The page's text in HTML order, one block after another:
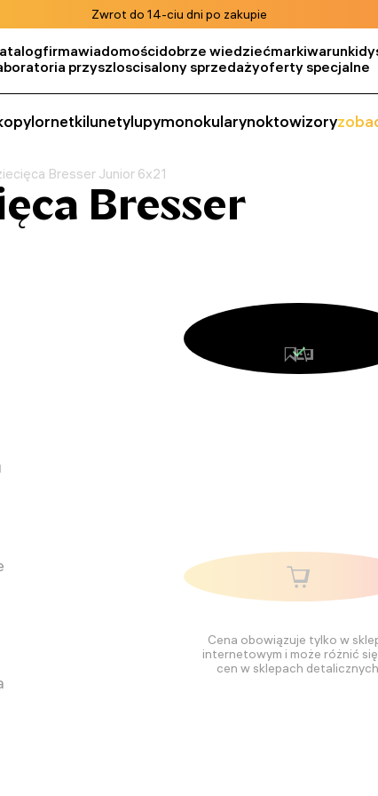
Zwrot do 14-ciu dni po zakupie
firmawiadomościdobrze wiedziećmarkiwarunki
przyszloscisalony sprzedażyoferty specjalne
lornetkilunetylupymonokularynoktowizory
Bresser Junior 6x21
Bresser
Cena obowiązuje tylko w
internetowym i może różnić
cen w sklepach